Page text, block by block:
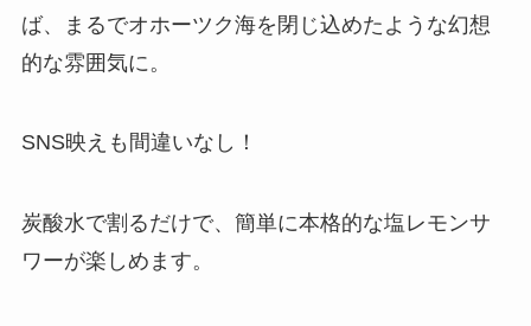
ば、まるでオホーツク海を閉じ込めたような幻想
的な雰囲気に。
SNS映えも間違いなし！
炭酸水で割るだけで、簡単に本格的な塩レモンサ
ワーが楽しめます。